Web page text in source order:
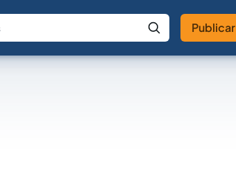
com a IA Buscar no Jus
Publicar